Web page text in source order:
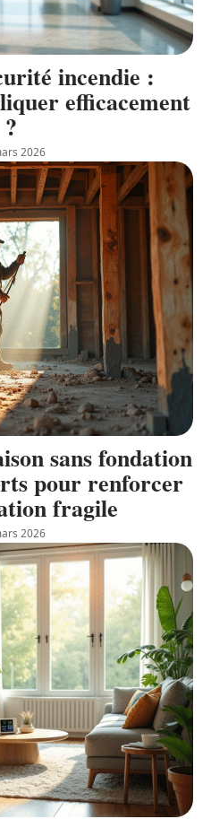
incendie :
efficacement
?
2026
sans fondation
pour renforcer
fragile
2026